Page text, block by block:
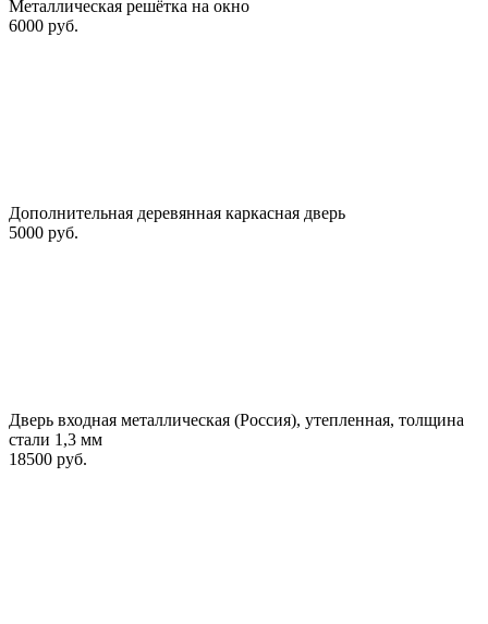
Металлическая решётка на окно
6000 руб.
Дополнительная деревянная каркасная дверь
5000 руб.
Дверь входная металлическая (Россия), утепленная, толщина
стали 1,3 мм
18500 руб.